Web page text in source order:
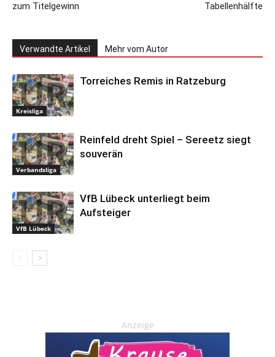
zum Titelgewinn
Tabellenhälfte
Verwandte Artikel Mehr vom Autor
Kreisliga
Torreiches Remis in Ratzeburg
Verbandsliga
Reinfeld dreht Spiel – Sereetz siegt
souverän
VfB Lübeck
VfB Lübeck unterliegt beim
Aufsteiger
Anzeige